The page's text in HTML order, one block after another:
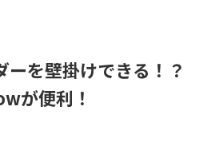
を壁掛けできる！？
が便利！